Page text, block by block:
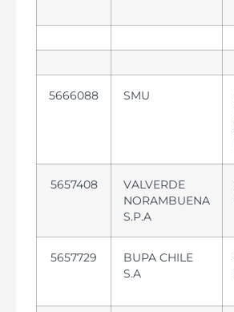
5666088 SMU
5657408
VALVERDE
NORAMBUENA
S.P.A
5657729
BUPA CHILE
S.A